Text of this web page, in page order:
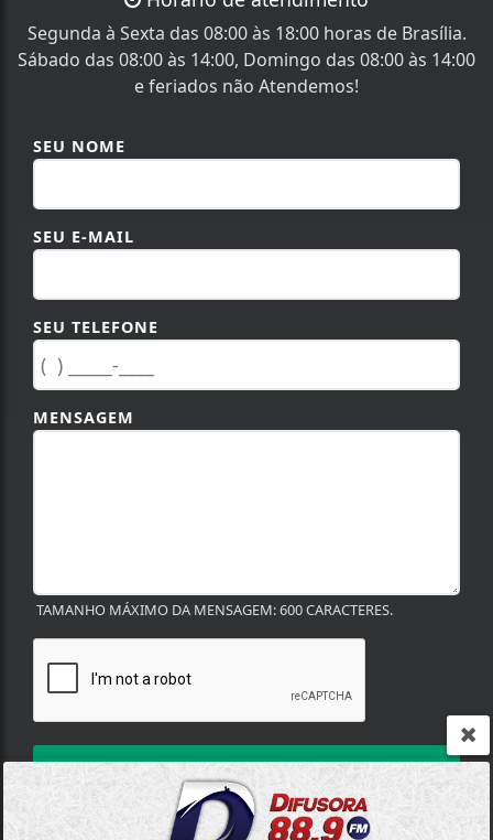
Segunda à Sexta das 08:00 às 18:00 horas de Brasília.
Sábado das 08:00 às 14:00, Domingo das 08:00 às 14:00
e feriados não Atendemos!
SEU NOME
SEU E-MAIL
SEU TELEFONE
MENSAGEM
TAMANHO MÁXIMO DA MENSAGEM: 600 CARACTERES.
ENVIAR